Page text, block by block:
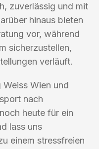
zuverlässig und mit
hinaus bieten
vor, während
sicherzustellen,
verläuft.
Wien und
nach
heute für ein
lass uns
einem stressfreien